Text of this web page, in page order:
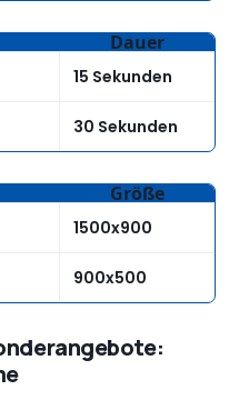
Dauer
15 Sekunden
30 Sekunden
Größe
1500x900
900x500